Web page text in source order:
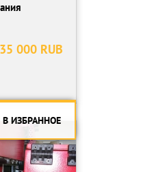
000 RUB
В ИЗБРАННОЕ